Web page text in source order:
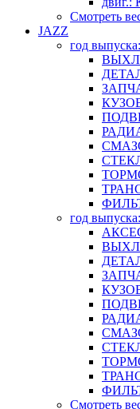
Смотреть
JAZZ
год
год
Смотреть